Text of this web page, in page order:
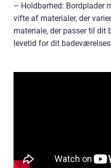
– Holdbarhed: Bordplader
vifte af materialer, der
materiale, der passer til dit
levetid for dit